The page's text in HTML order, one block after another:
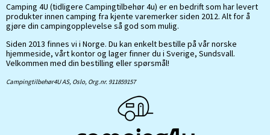
Camping 4U (tidligere Campingtilbehør 4u) er en bedrift som har levert
produkter innen camping fra kjente varemerker siden 2012. Alt for å
gjøre din campingopplevelse så god som mulig.
Siden 2013 finnes vi i Norge. Du kan enkelt bestille på vår norske
hjemmeside, vårt kontor og lager finner du i Sverige, Sundsvall.
Velkommen med din bestilling eller spørsmål!
Campingtilbehør4U AS, Oslo, Org.nr. 911859157